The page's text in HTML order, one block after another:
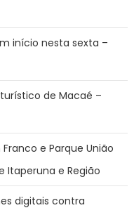
início nesta sexta –
de Macaé –
e Parque União
Itaperuna e Região
digitais contra